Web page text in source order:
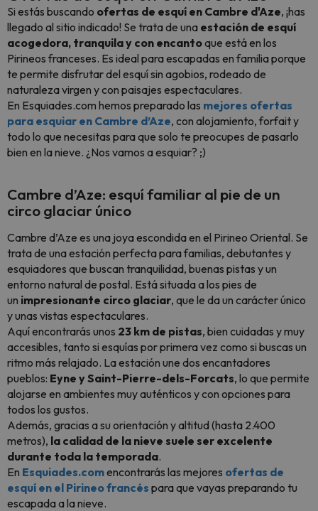
Si estás buscando ofertas de esquí en Cambre d'Aze, ¡has
llegado al sitio indicado! Se trata de una estación de esquí
acogedora, tranquila y con encantoque está en los
Pirineos franceses. Es ideal para escapadas en familia porque
te permite disfrutar del esquí sin agobios, rodeado de
naturaleza virgen y con paisajes espectaculares.
En Esquiades.com hemos preparado las mejores ofertas
para esquiar en Cambre d’Aze, con alojamiento, forfait y
todo lo que necesitas para que solo te preocupes de pasarlo
bien en la nieve. ¿Nos vamos a esquiar? ;)
Cambre d’Aze: esquí familiar al pie de un
circo glaciar único
Cambre d’Aze es una joya escondida en el Pirineo Oriental. Se
trata de una estación perfecta para familias, debutantes y
esquiadores que buscan tranquilidad, buenas pistas y un
entorno natural de postal. Está situada a los pies de
un impresionante circo glaciar, que le da un carácter único
y unas vistas espectaculares.
Aquí encontrarás unos 23 km de pistas, bien cuidadas y muy
accesibles, tanto si esquías por primera vez como si buscas un
ritmo más relajado. La estación une dos encantadores
pueblos: Eyne y Saint-Pierre-dels-Forcats, lo que permite
alojarse en ambientes muy auténticos y con opciones para
todos los gustos.
Además, gracias a su orientación y altitud (hasta 2.400
metros), la calidad de la nieve suele ser excelente
durante toda la temporada.
En Esquiades.comencontrarás las mejores ofertas de
esquí en el Pirineo francés para que vayas preparando tu
escapada a la nieve.